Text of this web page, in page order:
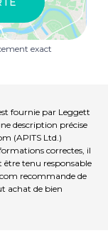
exact
fournie par Leggett
description précise
(APITS Ltd.)
correctes, il
être tenu responsable
recommande de
achat de bien